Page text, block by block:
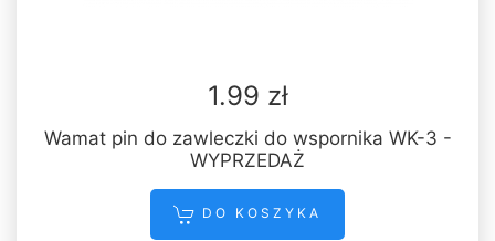
1.99 zł
Wamat pin do zawleczki do wspornika WK-3 -
WYPRZEDAŻ
DO KOSZYKA